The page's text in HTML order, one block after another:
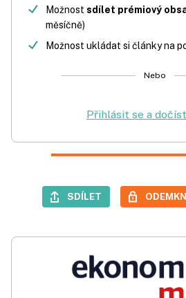
Možnost sdílet prémiový
měsíčně)
Možnost ukládat si články na
Nebo
Přihlásit se a
SDÍLET